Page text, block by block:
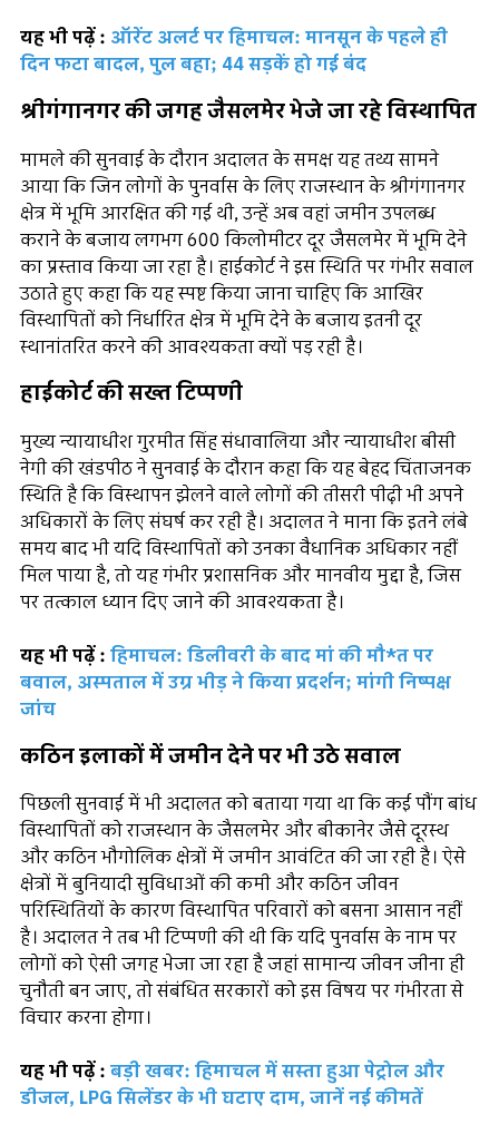
यह भी पढ़ें : ऑरेंट अलर्ट पर हिमाचल: मानसून के पहले ही
दिन फटा बादल, पुल बहा; 44 सड़कें हो गई बंद
श्रीगंगानगर की जगह जैसलमेर भेजे जा रहे विस्थापित
मामले की सुनवाई के दौरान अदालत के समक्ष यह तथ्य सामने
आया कि जिन लोगों के पुनर्वास के लिए राजस्थान के श्रीगंगानगर
क्षेत्र में भूमि आरक्षित की गई थी, उन्हें अब वहां जमीन उपलब्ध
कराने के बजाय लगभग 600 किलोमीटर दूर जैसलमेर में भूमि देने
का प्रस्ताव किया जा रहा है। हाईकोर्ट ने इस स्थिति पर गंभीर सवाल
उठाते हुए कहा कि यह स्पष्ट किया जाना चाहिए कि आखिर
विस्थापितों को निर्धारित क्षेत्र में भूमि देने के बजाय इतनी दूर
स्थानांतरित करने की आवश्यकता क्यों पड़ रही है।
हाईकोर्ट की सख्त टिप्पणी
मुख्य न्यायाधीश गुरमीत सिंह संधावालिया और न्यायाधीश बीसी
नेगी की खंडपीठ ने सुनवाई के दौरान कहा कि यह बेहद चिंताजनक
स्थिति है कि विस्थापन झेलने वाले लोगों की तीसरी पीढ़ी भी अपने
अधिकारों के लिए संघर्ष कर रही है। अदालत ने माना कि इतने लंबे
समय बाद भी यदि विस्थापितों को उनका वैधानिक अधिकार नहीं
मिल पाया है, तो यह गंभीर प्रशासनिक और मानवीय मुद्दा है, जिस
पर तत्काल ध्यान दिए जाने की आवश्यकता है।
यह भी पढ़ें : हिमाचल: डिलीवरी के बाद मां की मौ*त पर
बवाल, अस्पताल में उग्र भीड़ ने किया प्रदर्शन; मांगी निष्पक्ष
जांच
कठिन इलाकों में जमीन देने पर भी उठे सवाल
पिछली सुनवाई में भी अदालत को बताया गया था कि कई पौंग बांध
विस्थापितों को राजस्थान के जैसलमेर और बीकानेर जैसे दूरस्थ
और कठिन भौगोलिक क्षेत्रों में जमीन आवंटित की जा रही है। ऐसे
क्षेत्रों में बुनियादी सुविधाओं की कमी और कठिन जीवन
परिस्थितियों के कारण विस्थापित परिवारों को बसना आसान नहीं
है। अदालत ने तब भी टिप्पणी की थी कि यदि पुनर्वास के नाम पर
लोगों को ऐसी जगह भेजा जा रहा है जहां सामान्य जीवन जीना ही
चुनौती बन जाए, तो संबंधित सरकारों को इस विषय पर गंभीरता से
विचार करना होगा।
यह भी पढ़ें : बड़ी खबर: हिमाचल में सस्ता हुआ पेट्रोल और
डीजल, LPG सिलेंडर के भी घटाए दाम, जानें नई कीमतें